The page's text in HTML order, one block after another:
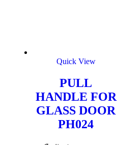
Quick View
PULL
HANDLE FOR
GLASS DOOR
PH024